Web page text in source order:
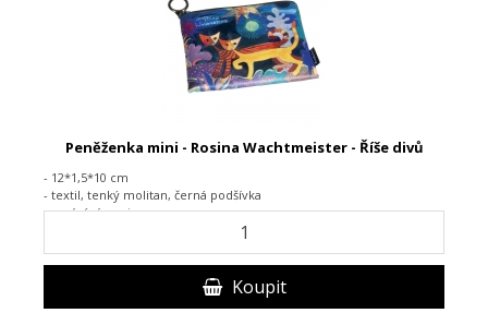
Peněženka mini - Rosina Wachtmeister - Říše divů
- 12*1,5*10 cm
- textil, tenký molitan, černá podšívka
-zapínání na zip
Koupit